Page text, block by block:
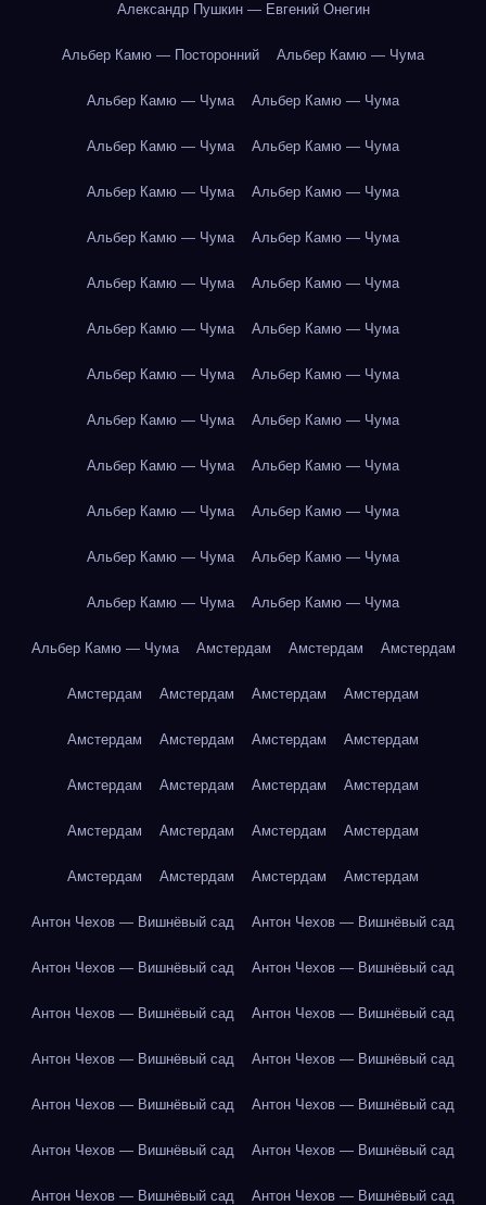
Александр Пушкин — Евгений Онегин
Альбер Камю — Посторонний Альбер Камю — Чума
Альбер Камю — Чума Альбер Камю — Чума
Альбер Камю — Чума Альбер Камю — Чума
Альбер Камю — Чума Альбер Камю — Чума
Альбер Камю — Чума Альбер Камю — Чума
Альбер Камю — Чума Альбер Камю — Чума
Альбер Камю — Чума Альбер Камю — Чума
Альбер Камю — Чума Альбер Камю — Чума
Альбер Камю — Чума Альбер Камю — Чума
Альбер Камю — Чума Альбер Камю — Чума
Альбер Камю — Чума Альбер Камю — Чума
Альбер Камю — Чума Альбер Камю — Чума
Альбер Камю — Чума Альбер Камю — Чума
Альбер Камю — Чума Амстердам Амстердам Амстердам
Амстердам Амстердам Амстердам Амстердам
Амстердам Амстердам Амстердам Амстердам
Амстердам Амстердам Амстердам Амстердам
Амстердам Амстердам Амстердам Амстердам
Амстердам Амстердам Амстердам Амстердам
Антон Чехов — Вишнёвый сад Антон Чехов — Вишнёвый сад
Антон Чехов — Вишнёвый сад Антон Чехов — Вишнёвый сад
Антон Чехов — Вишнёвый сад Антон Чехов — Вишнёвый сад
Антон Чехов — Вишнёвый сад Антон Чехов — Вишнёвый сад
Антон Чехов — Вишнёвый сад Антон Чехов — Вишнёвый сад
Антон Чехов — Вишнёвый сад Антон Чехов — Вишнёвый сад
Антон Чехов — Вишнёвый сад Антон Чехов — Вишнёвый сад